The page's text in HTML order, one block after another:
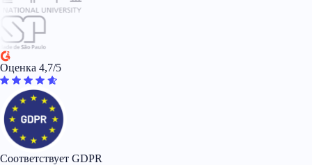
Оценка 4,7/5
Соответствует GDPR